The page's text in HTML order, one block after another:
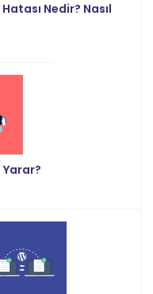
Nedir? Nasıl
Yarar?